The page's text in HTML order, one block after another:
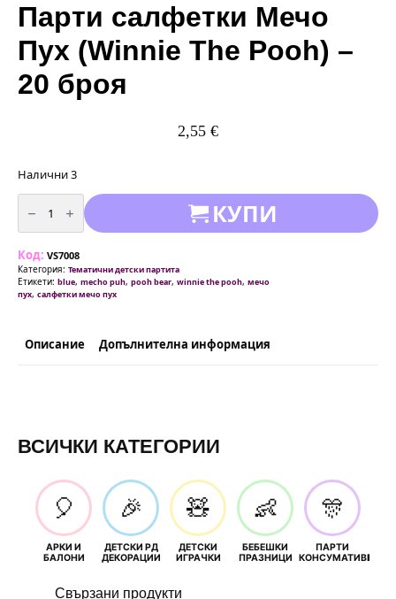
Парти салфетки Мечо
Пух (Winnie The Pooh) –
20 броя
2,55 €
Налични 3
количество
за
Парти
салфетки
Пух
(Winnie
The
Pooh)
-
КУПИ
Код: VS7008
Категория: Тематични детски партита
Етикети: blue, mecho puh, pooh bear, winnie the pooh, мечо
пух, салфетки мечо пух
Описание Допълнителна информация
ВСИЧКИ КАТЕГОРИИ
🎈
АРКИ И
БАЛОНИ
🎉
ДЕТСКИ РД
ДЕКОРАЦИИ
🧸
ДЕТСКИ
ИГРАЧКИ
👶
БЕБЕШКИ
ПРАЗНИЦИ
🎊
ПАРТИ
КОНСУМАТИВИ
Свързани продукти